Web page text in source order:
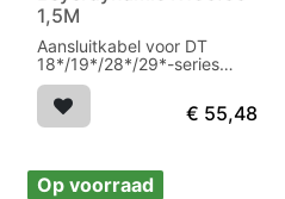
1,5M
Aansluitkabel voor DT
18*/19*/28*/29*-series
geen connector
€ 55,48
Op voorraad